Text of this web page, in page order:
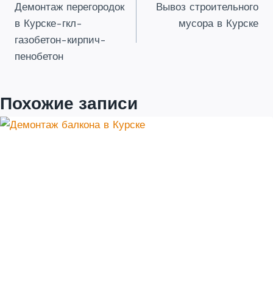
по
записям
Демонтаж перегородок
в Курске-гкл-
газобетон-кирпич-
пенобетон
Вывоз строительного
мусора в Курске
Похожие записи